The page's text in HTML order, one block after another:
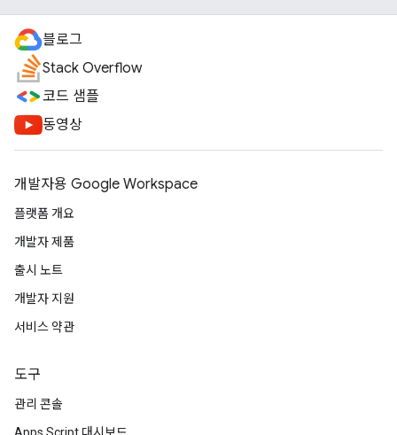
블로그
Stack Overflow
코드 샘플
동영상
개발자용 Google Workspace
플랫폼 개요
개발자 제품
출시 노트
개발자 지원
서비스 약관
도구
관리 콘솔